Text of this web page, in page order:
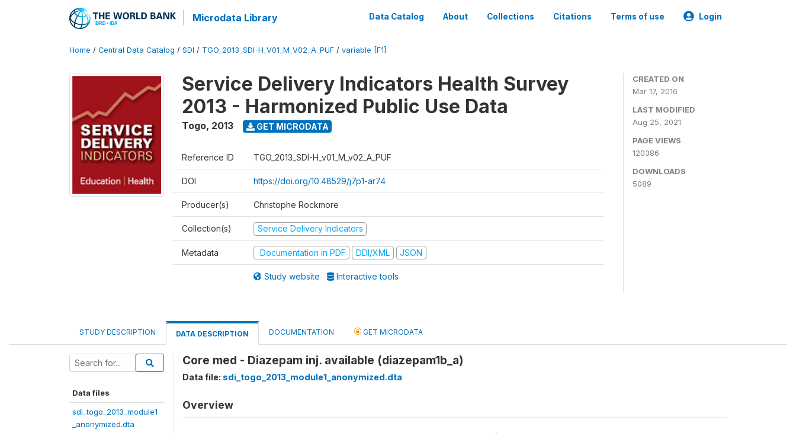
Microdata Library Data Catalog About Collections Citations Terms of use Login
Home / Central Data Catalog / SDI / TGO_2013_SDI-H_V01_M_V02_A_PUF / variable [F1]
Service Delivery Indicators Health Survey
2013 - Harmonized Public Use Data
Togo, 2013 GET MICRODATA
Reference ID TGO_2013_SDI-H_v01_M_v02_A_PUF
DOI https://doi.org/10.48529/j7p1-ar74
Producer(s) Christophe Rockmore
Collection(s) Service Delivery Indicators
Metadata Documentation in PDF DDI/XML JSON
Study website Interactive tools
CREATED ON
Mar 17, 2016
LAST MODIFIED
Aug 25, 2021
PAGE VIEWS
120386
DOWNLOADS
5089
STUDY DESCRIPTION DATA DESCRIPTION DOCUMENTATION GET MICRODATA
Data files
sdi_togo_2013_module1
_anonymized.dta
Core med - Diazepam inj. available (diazepam1b_a)
Data file: sdi_togo_2013_module1_anonymized.dta
Overview